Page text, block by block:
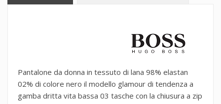
Pantalone da donna in tessuto di lana 98% elastan
02% di colore nero il modello glamour di tendenza a
gamba dritta vita bassa 03 tasche con la chiusura a zip